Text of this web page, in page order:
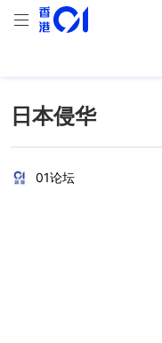
日本侵华
01论坛